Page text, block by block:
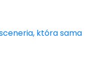
która sama